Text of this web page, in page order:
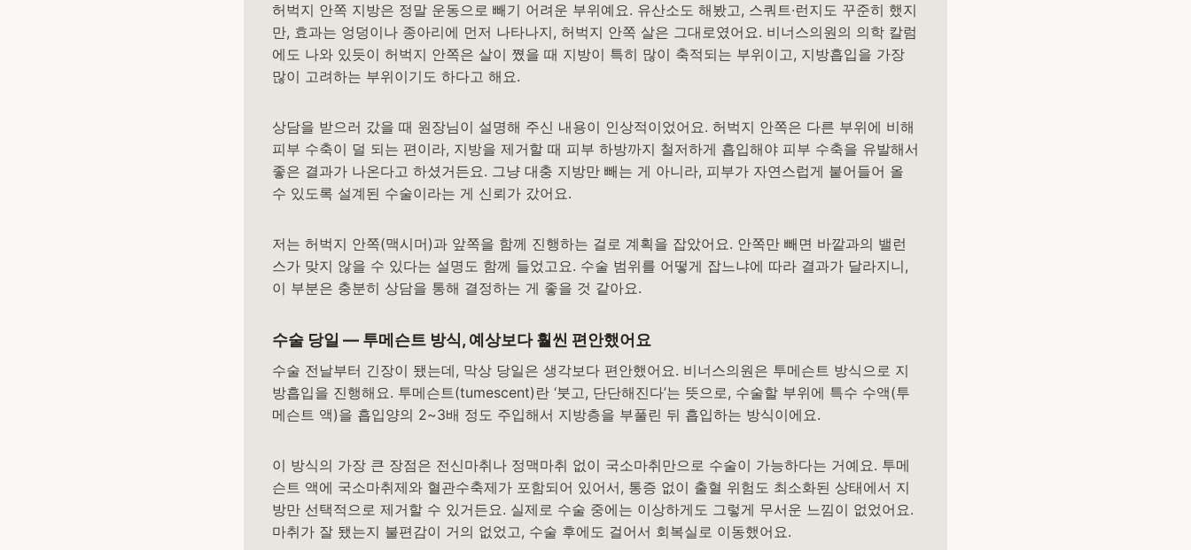
허벅지 안쪽 지방은 정말 운동으로 빼기 어려운 부위예요. 유산소도 해봤고, 스쿼트·런지도 꾸준히 했지
만, 효과는 엉덩이나 종아리에 먼저 나타나지, 허벅지 안쪽 살은 그대로였어요. 비너스의원의 의학 칼럼
에도 나와 있듯이 허벅지 안쪽은 살이 쪘을 때 지방이 특히 많이 축적되는 부위이고, 지방흡입을 가장
많이 고려하는 부위이기도 하다고 해요.
상담을 받으러 갔을 때 원장님이 설명해 주신 내용이 인상적이었어요. 허벅지 안쪽은 다른 부위에 비해
피부 수축이 덜 되는 편이라, 지방을 제거할 때 피부 하방까지 철저하게 흡입해야 피부 수축을 유발해서
좋은 결과가 나온다고 하셨거든요. 그냥 대충 지방만 빼는 게 아니라, 피부가 자연스럽게 붙어들어 올
수 있도록 설계된 수술이라는 게 신뢰가 갔어요.
저는 허벅지 안쪽(맥시머)과 앞쪽을 함께 진행하는 걸로 계획을 잡았어요. 안쪽만 빼면 바깥과의 밸런
스가 맞지 않을 수 있다는 설명도 함께 들었고요. 수술 범위를 어떻게 잡느냐에 따라 결과가 달라지니,
이 부분은 충분히 상담을 통해 결정하는 게 좋을 것 같아요.
수술 당일 — 투메슨트 방식, 예상보다 훨씬 편안했어요
수술 전날부터 긴장이 됐는데, 막상 당일은 생각보다 편안했어요. 비너스의원은 투메슨트 방식으로 지
방흡입을 진행해요. 투메슨트(tumescent)란 ‘붓고, 단단해진다’는 뜻으로, 수술할 부위에 특수 수액(투
메슨트 액)을 흡입양의 2~3배 정도 주입해서 지방층을 부풀린 뒤 흡입하는 방식이에요.
이 방식의 가장 큰 장점은 전신마취나 정맥마취 없이 국소마취만으로 수술이 가능하다는 거예요. 투메
슨트 액에 국소마취제와 혈관수축제가 포함되어 있어서, 통증 없이 출혈 위험도 최소화된 상태에서 지
방만 선택적으로 제거할 수 있거든요. 실제로 수술 중에는 이상하게도 그렇게 무서운 느낌이 없었어요.
마취가 잘 됐는지 불편감이 거의 없었고, 수술 후에도 걸어서 회복실로 이동했어요.